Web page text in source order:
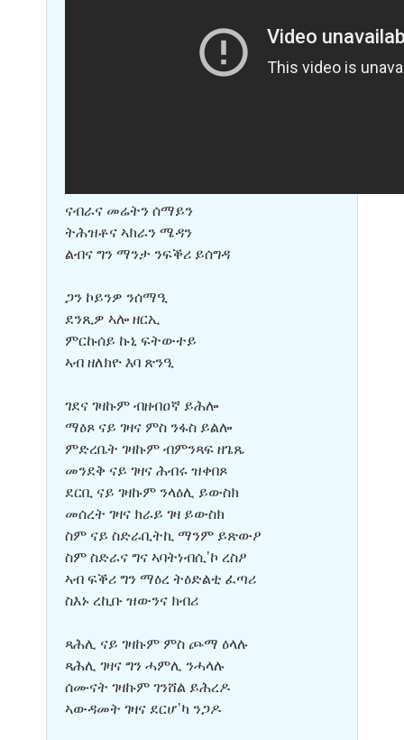
ናብራና መሬትን ሰማይን
ትሕዝቶና ኣክራን ሜዳን
ልብና ግን ማንታ ንፍቕሪ ይሰግዳ
ጋን ኮይንዎ ንሰማዒ
ደንጺዎ ኣሎ ዘርኢ
ምርኩሰይ ኩኒ ፍትውተይ
ኣብ ዘለክዮ እባ ጽንዒ
ገደና ገዛኩም ብዘብዐኛ ይሕሎ
ማዕጾ ናይ ገዛና ምስ ንፋስ ይልሎ
ምድረቤት ገዛኩም ብምንጻፍ ዘጌጼ
መንደቅ ናይ ገዛና ሕብሩ ዝቀበጾ
ደርቢ ናይ ገዛኩም ንላዕሊ ይውስክ
መሰረት ገዛና ክራይ ገዛ ይውስክ
ስም ናይ ስድራቢትኪ ማንም ይጽውዖ
ስም ስድራና ግና ኣባትነብሲ’ኮ ረስዖ
ኣብ ፍቕሪ ግን ማዕረ ትዕድልቲ ፈጣሪ
ስእኑ ረኪቡ ዝውንና ክብሪ
ጻሕሊ ናይ ገዛኩም ምስ ጮማ ዕላሉ
ጻሕሊ ገዛና ግን ሓምሊ ንሓላሉ
ሰሙናት ገዛኩም ገንሸል ይሕረዶ
ኣውዳመት ገዛና ደርሆ’ካ ንጋዶ